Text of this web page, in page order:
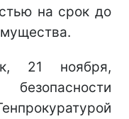
на срок до
21 ноября,